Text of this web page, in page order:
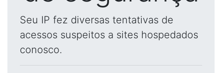
Seu IP fez diversas tentativas de
acessos suspeitos a sites hospedados
conosco.